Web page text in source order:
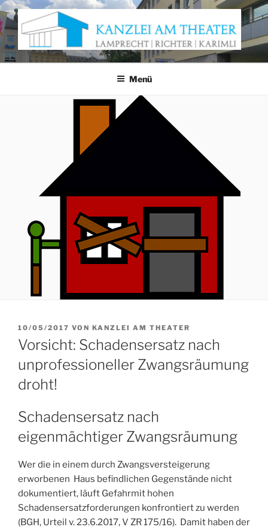
Zum
Inhalt
springen
KANZLEI AM THEATER
Anwaltskanzlei Würzburg
Menü
VERÖFFENTLICHT
AM
10/05/2017 VON KANZLEI AM THEATER
Vorsicht: Schadensersatz nach
unprofessioneller Zwangsräumung
droht!
Schadensersatz nach
eigenmächtiger Zwangsräumung
Wer die in einem durch Zwangsversteigerung
erworbenen Haus befindlichen Gegenstände nicht
dokumentiert, läuft Gefahrmit hohen
Schadensersatzforderungen konfrontiert zu werden
(BGH, Urteil v. 23.6.2017, V ZR 175/16). Damit haben der